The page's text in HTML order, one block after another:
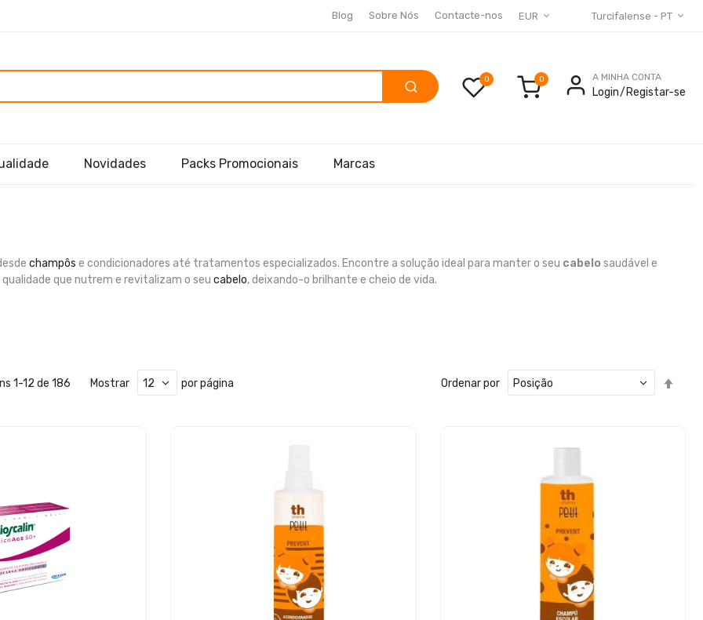
EUR Turcifalense - PT
Blog Sobre Nós Contacte-nos
0 A MINHA CONTA
Login Registar-se
Novidades Packs Promocionais Marcas
champôs e condicionadores até tratamentos especializados. Encontre a solução ideal para manter o seu cabelo saudável e
que nutrem e revitalizam o seu cabelo, deixando-o brilhante e cheio de vida.
1-12 de 186 Mostrar por página Ordenar por